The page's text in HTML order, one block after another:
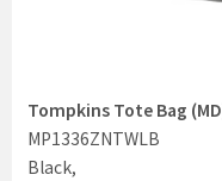
Tompkins Tote Bag
MP1336ZNTWLB
Black,